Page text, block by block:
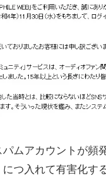
ムアカウントが頻
つ入れて有害化す